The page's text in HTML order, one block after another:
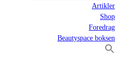
Artikler
Shop
Foredrag
Beautyspace boksen